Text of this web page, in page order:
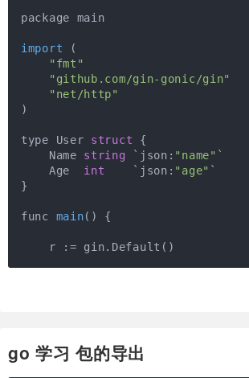
package main
import (
"fmt"
"github.com/gin-gonic/gin"
"net/http"
)
type User struct {
    Name
string `json: "name" `
    Age
int
    `json:
"age" `
}
func main( ) {
go 学习 包的导出